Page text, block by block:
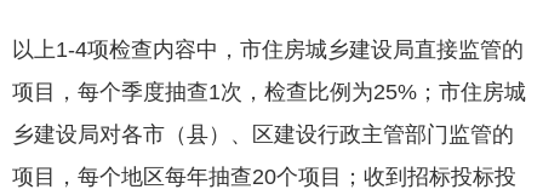
以上1-4项检查内容中，市住房城乡建设局直接监管的
项目，每个季度抽查1次，检查比例为25%；市住房城
乡建设局对各市（县）、区建设行政主管部门监管的
项目，每个地区每年抽查20个项目；收到招标投标投